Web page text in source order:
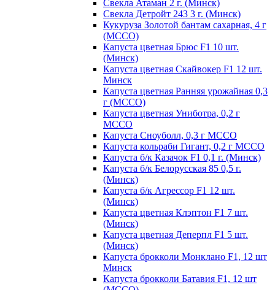
Свекла Атаман 2 г. (Минск)
Свекла Детройт 243 3 г. (Минск)
Кукуруза Золотой бантам сахарная, 4 г
(МССО)
Капуста цветная Брюс F1 10 шт.
(Минск)
Капуста цветная Скайвокер F1 12 шт.
Минск
Капуста цветная Ранняя урожайная 0,3
г (МССО)
Капуста цветная Униботра, 0,2 г
МССО
Капуста Сноуболл, 0,3 г МССО
Капуста кольраби Гигант, 0,2 г МССО
Капуста б/к Казачок F1 0,1 г. (Минск)
Капуста б/к Белорусская 85 0,5 г.
(Минск)
Капуста б/к Агрессор F1 12 шт.
(Минск)
Капуста цветная Клэптон F1 7 шт.
(Минск)
Капуста цветная Деперпл F1 5 шт.
(Минск)
Капуста брокколи Монклано F1, 12 шт
Минск
Капуста брокколи Батавия F1, 12 шт